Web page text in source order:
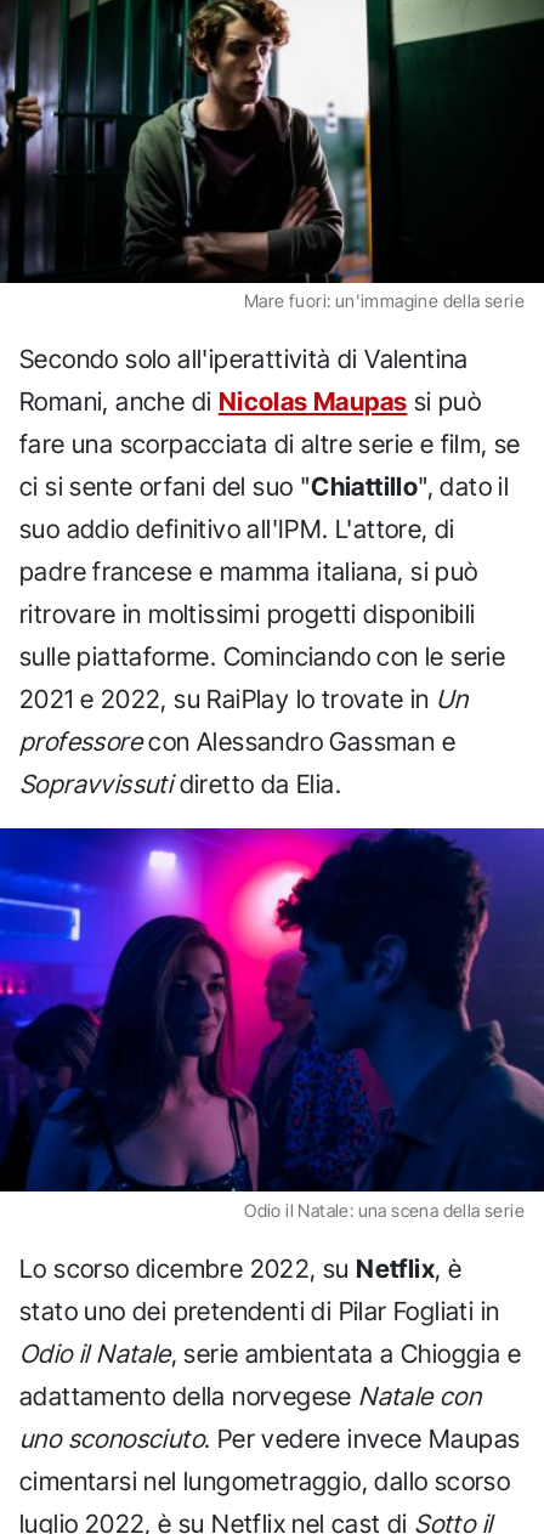
Mare fuori: un'immagine della serie
Secondo solo all'iperattività di Valentina
Romani, anche di Nicolas Maupas si può
fare una scorpacciata di altre serie e film, se
ci si sente orfani del suo "Chiattillo", dato il
suo addio definitivo all'IPM. L'attore, di
padre francese e mamma italiana, si può
ritrovare in moltissimi progetti disponibili
sulle piattaforme. Cominciando con le serie
2021 e 2022, su RaiPlay lo trovate in Un
professorecon Alessandro Gassman e
Sopravvissutidiretto da Elia.
Odio il Natale: una scena della serie
Lo scorso dicembre 2022, su Netflix, è
stato uno dei pretendenti di Pilar Fogliati in
Odio il Natale, serie ambientata a Chioggia e
adattamento della norvegese Natale con
uno sconosciuto. Per vedere invece Maupas
cimentarsi nel lungometraggio, dallo scorso
luglio 2022, è su Netflix nel cast di Sotto il